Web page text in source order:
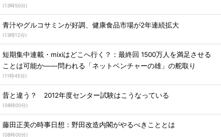
(13時50分)
青汁やグルコサミンが好調、健康食品市場が2年連続拡大
(13時12分)
短期集中連載・mixiはどこへ行く？：最終回 1500万人を満足させる
ことは可能か――問われる「ネットベンチャーの雄」の舵取り
(11時45分)
昔と違う？ 2012年度センター試験はこうなっている
(08時00分)
藤田正美の時事日想：野田改造内閣がやるべきこととは
(08時00分)